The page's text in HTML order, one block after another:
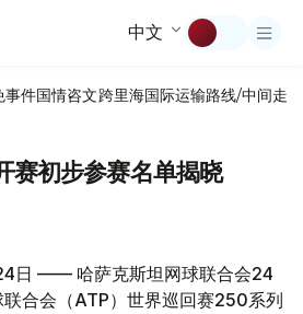
中文
事件国情咨文跨里海国际运输路线/中间走廊
赛初步参赛名单揭晓
日 —— 哈萨克斯坦网球联合会24
合会（ATP）世界巡回赛250系列